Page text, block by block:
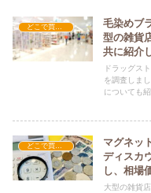
毛染めブ
型の雑貨
共に紹介
ドラッグス
を調査しま
についても
マグネッ
ディスカ
し、相場
大型の雑貨